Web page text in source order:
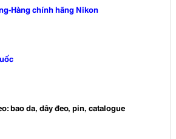
Hàng chính hãng Nikon
bao da, dây đeo, pin, catalogue